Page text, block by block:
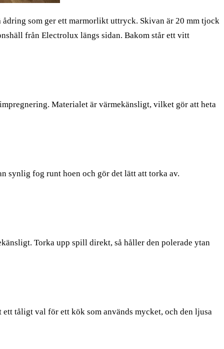
som ger ett marmorlikt uttryck. Skivan är 20 mm tjock
från Electrolux längs sidan. Bakom står ett vitt
Materialet är värmekänsligt, vilket gör att heta
synlig fog runt hoen och gör det lätt att torka av.
Torka upp spill direkt, så håller den polerade ytan
tåligt val för ett kök som används mycket, och den ljusa